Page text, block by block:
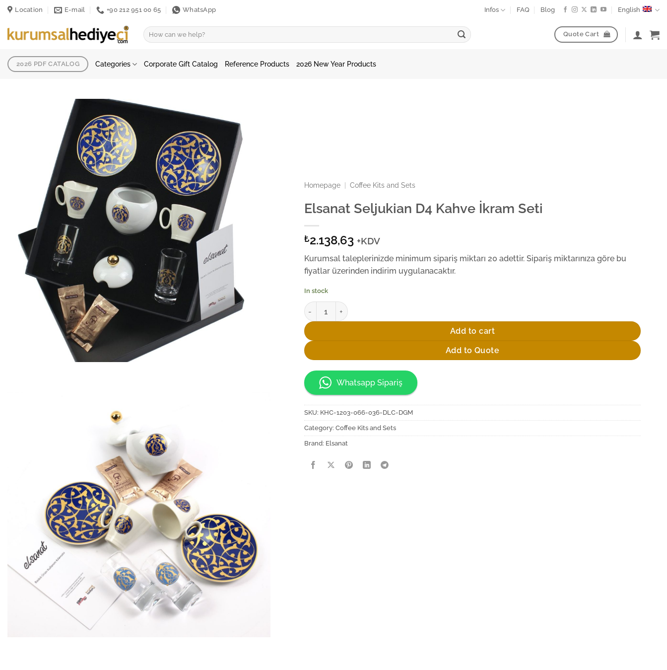
Skip
content
Location E-mail +90 212 951 00 65 WhatsApp Infos FAQ Blog English
Search
for:
Quote Cart
2026 PDF CATALOG Categories Corporate Gift Catalog Reference Products 2026 New Year Products
Homepage Coffee Kits and Sets
Elsanat Seljukian D4 Kahve İkram Seti
₺2.138,63 +KDV
Kurumsal taleplerinizde minimum sipariş miktarı 20 adettir. Sipariş miktarınıza göre bu
fiyatlar üzerinden indirim uygulanacaktır.
In stock
Elsanat Seljukian D4 Kahve İkram Seti quantity
Add to cart
Add to Quote
Whatsapp Sipariş
SKU: KHC-1203-066-036-DLC-DGM
Category: Coffee Kits and Sets
Brand: Elsanat